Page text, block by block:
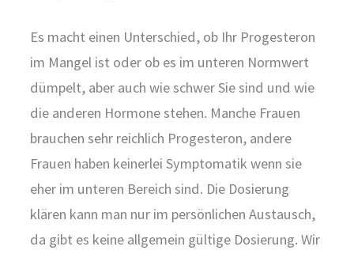
Es macht einen Unterschied, ob Ihr Progesteron
im Mangel ist oder ob es im unteren Normwert
dümpelt, aber auch wie schwer Sie sind und wie
die anderen Hormone stehen. Manche Frauen
brauchen sehr reichlich Progesteron, andere
Frauen haben keinerlei Symptomatik wenn sie
eher im unteren Bereich sind. Die Dosierung
klären kann man nur im persönlichen Austausch,
da gibt es keine allgemein gültige Dosierung. Wir